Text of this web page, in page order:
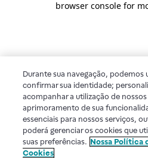
browser console for
Durante sua navegação, podemos
confirmar sua identidade;
acompanhar a utilização de
aprimoramento de sua
essenciais para nossos serviços,
poderá gerenciar os cookies que
suas preferências. Nossa Política
Cookies